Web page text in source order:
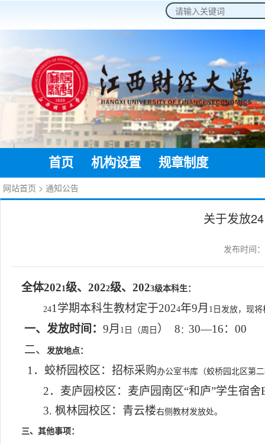
2026年8月8日 星期六
首页 机构设置 规章制度
网站首页 > 通知公告
关于发放
发布时间
全体2021级、 2022级、 2023级本科生：
241 学期本科生教材定于2024年9月 1 日发放，现
一、发放时间： 9月 1 日（周 日 ） 8 ： 30—16： 00
二、
发放地点：
1 ．蛟桥园校区：招标采购办公室书库（蛟桥园北区第
2．麦庐园校区：麦庐园南区“和庐”学生宿舍
3. 枫林园校区：青云楼右侧教材发放处。
三、其他事项：